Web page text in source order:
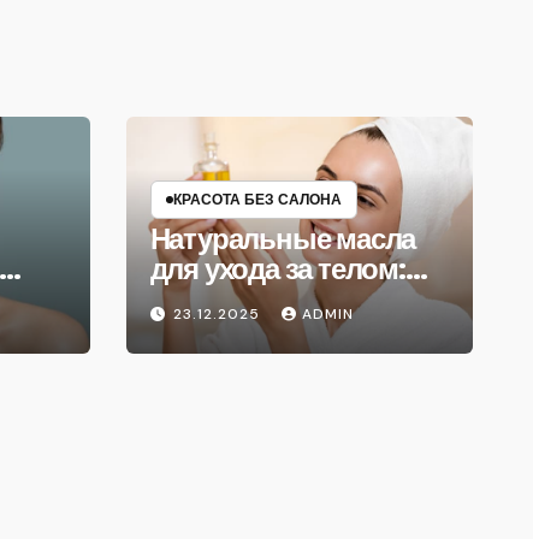
КРАСОТА БЕЗ САЛОНА
Натуральные масла
для ухода за телом:
что выбрать
23.12.2025 ADMIN